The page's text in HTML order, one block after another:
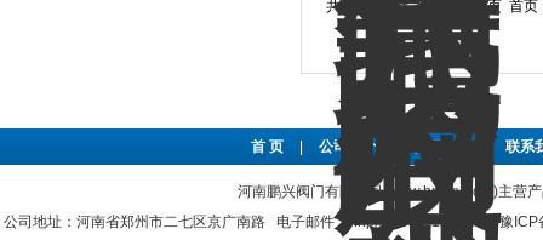
共 17 条记录，当前 1 / 2 页 首
首 页 公司简介 联系
河南鹏兴阀门有限公司(www.hnpxv.com)主营
公司地址：河南省郑州市二七区京广南路 电子邮件：hnpxvalve@126.com豫ICP